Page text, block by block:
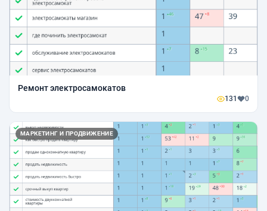
Ремонт электросамокатов
131 0
МАРКЕТИНГ И ПРОДВИЖЕНИЕ